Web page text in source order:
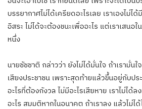
บรรยากาศไม่ได้เครียดอะไรเลย เราเองไม่ไ
อิสระ ไม่ได้จะต้องชนะเพื่ออะไร แต่เราเสน
หนึ่ง
นายชัชชาติ กล่าวว่า ยังไม่ได้มั่นใจ ถ้าเรามั่นใ
เสียงประชาชน เพราะสุดท้ายแล้วขึ้นอยู่กับปร
อะไรที่ต้องกังวล ไม่มีอะไรเสียหาย เราไม่ได้ล
อะไร สมมติหากในอนาคต ถ้าเราลง แล้วไม่ไ